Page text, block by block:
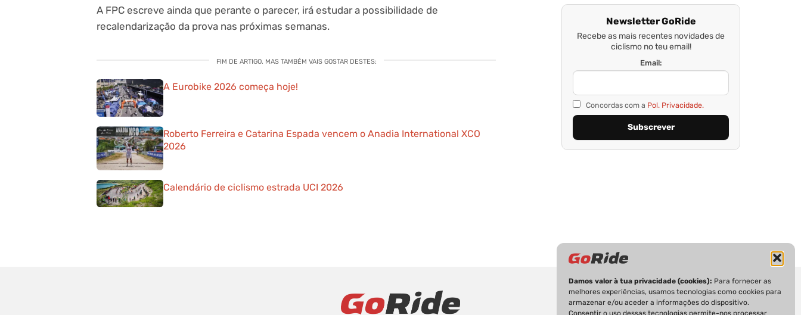
Damos valor à tua privacidade (cookies): Para fornecer as
melhores experiências, usamos tecnologias como cookies para
armazenar e/ou aceder a informações do dispositivo.
Consentir o uso dessas tecnologias permite-nos processar
A FPC escreve ainda que perante o parecer, irá estudar a possibilidade de
recalendarização da prova nas próximas semanas.
FIM DE ARTIGO. MAS TAMBÉM VAIS GOSTAR DESTES:
A Eurobike 2026 começa hoje!
Roberto Ferreira e Catarina Espada vencem o Anadia International XCO
2026
Calendário de ciclismo estrada UCI 2026
Newsletter GoRide
Recebe as mais recentes novidades de
ciclismo no teu email!
Email:
Concordas com a Pol. Privacidade.